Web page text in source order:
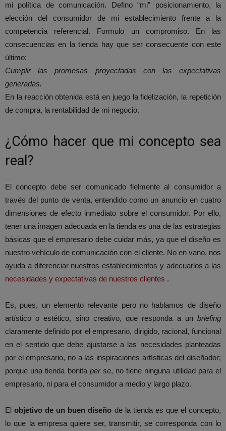
mi política de comunicación. Defino “mi” posicionamiento, la
elección del consumidor de mi establecimiento frente a la
competencia referencial. Formulo un compromiso. En las
consecuencias en la tienda hay que ser consecuente con este
último:
Cumplir las promesas proyectadas con las expectativas
generadas.
En la reacción obtenida está en juego la fidelización, la repetición
de compra, la rentabilidad de mi negocio.
¿Cómo hacer que mi concepto sea
real?
El concepto debe ser comunicado fielmente al consumidor a
través del punto de venta, entendido como un anuncio en cuatro
dimensiones de efecto inmediato sobre el consumidor. Por ello,
tener una imagen adecuada en la tienda es una de las estrategias
básicas que el empresario debe cuidar más, ya que el diseño es
nuestro vehículo de comunicación con el cliente. No en vano, nos
ayuda a diferenciar nuestros establecimientos y adecuarlos a las
necesidades y expectativas de nuestros clientes .
Es, pues, un elemento relevante pero no hablamos de diseño
artístico o estético, sino creativo, que responda a un briefing
claramente definido por el empresario, dirigido, racional, funcional
en el sentido que debe ajustarse a las necesidades planteadas
por el empresario, no a las inspiraciones artísticas del diseñador;
porque una tienda bonita per se, no tiene ninguna utilidad para el
empresario, ni para el consumidor a medio y largo plazo.
Elobjetivo de un buen diseño de la tienda es que el concepto,
lo que la empresa quiere ser, transmitir, se corresponda con lo